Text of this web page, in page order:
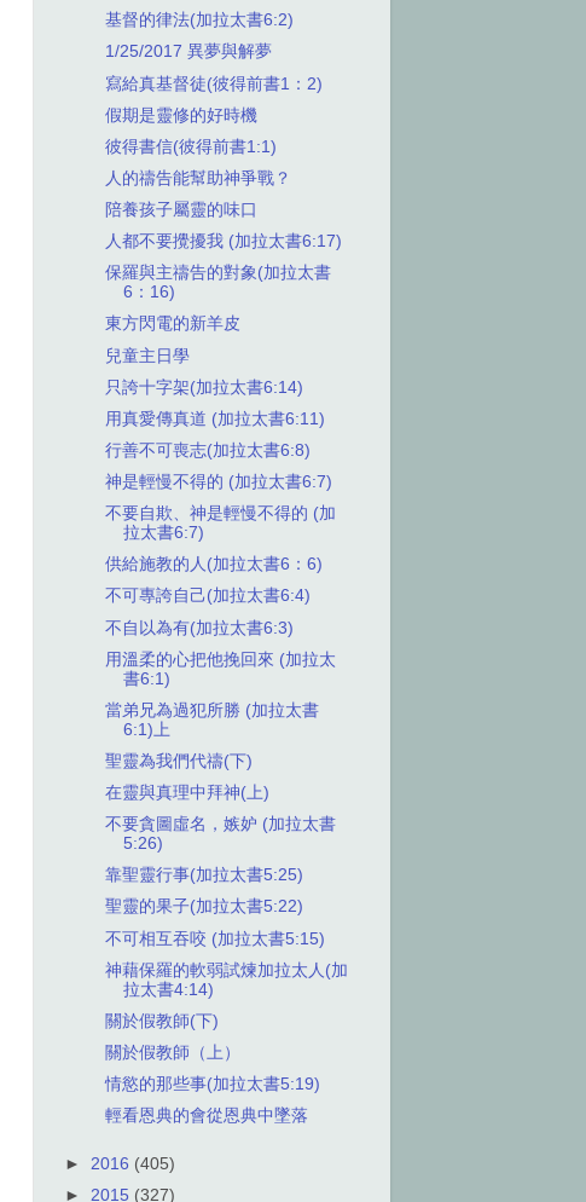
基督的律法(加拉太書6:2)
1/25/2017 異夢與解夢
寫給真基督徒(彼得前書1：2)
假期是靈修的好時機
彼得書信(彼得前書1:1)
人的禱告能幫助神爭戰？
陪養孩子屬靈的味口
人都不要攪擾我 (加拉太書6:17)
保羅與主禱告的對象(加拉太書
6：16)
東方閃電的新羊皮
兒童主日學
只誇十字架(加拉太書6:14)
用真愛傳真道 (加拉太書6:11)
行善不可喪志(加拉太書6:8)
神是輕慢不得的 (加拉太書6:7)
不要自欺、神是輕慢不得的 (加
拉太書6:7)
供給施教的人(加拉太書6：6)
不可專誇自己(加拉太書6:4)
不自以為有(加拉太書6:3)
用溫柔的心把他挽回來 (加拉太
書6:1)
當弟兄為過犯所勝 (加拉太書
6:1)上
聖靈為我們代禱(下)
在靈與真理中拜神(上)
不要貪圖虛名，嫉妒 (加拉太書
5:26)
靠聖靈行事(加拉太書5:25)
聖靈的果子(加拉太書5:22)
不可相互吞咬 (加拉太書5:15)
神藉保羅的軟弱試煉加拉太人(加
拉太書4:14)
關於假教師(下)
關於假教師（上）
情慾的那些事(加拉太書5:19)
輕看恩典的會從恩典中墜落
► 2016 (405)
► 2015 (327)